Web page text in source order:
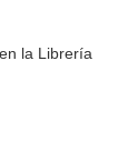
la Librería